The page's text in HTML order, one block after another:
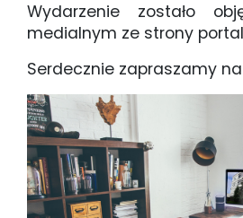
Wydarzenie zostało
medialnym ze strony
Serdecznie zapraszamy na